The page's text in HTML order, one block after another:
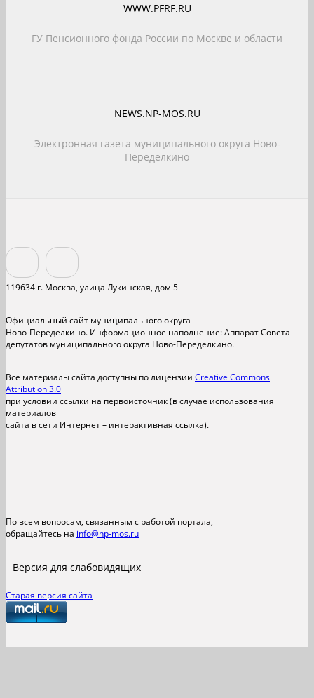
WWW.PFRF.RU
ГУ Пенсионного фонда России по Москве и области
NEWS.NP-MOS.RU
Электронная газета муниципального округа Ново-
Переделкино
119634 г. Москва, улица Лукинская, дом 5
Официальный сайт муниципального округа
Ново-Переделкино. Информационное наполнение: Аппарат Совета
депутатов муниципального округа Ново-Переделкино.
Все материалы сайта доступны по лицензии Creative Commons
Attribution 3.0
при условии ссылки на первоисточник (в случае использования
материалов
сайта в сети Интернет – интерактивная ссылка).
По всем вопросам, связанным с работой портала,
обращайтесь на info@np-mos.ru
Версия для слабовидящих
Старая версия сайта